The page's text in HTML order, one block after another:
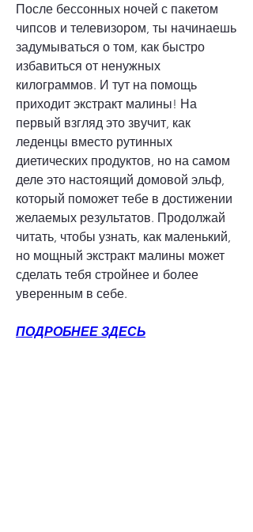
После бессонных ночей с пакетом
чипсов и телевизором, ты начинаешь
задумываться о том, как быстро
избавиться от ненужных
килограммов. И тут на помощь
приходит экстракт малины! На
первый взгляд это звучит, как
леденцы вместо рутинных
диетических продуктов, но на самом
деле это настоящий домовой эльф,
который поможет тебе в достижении
желаемых результатов. Продолжай
читать, чтобы узнать, как маленький,
но мощный экстракт малины может
сделать тебя стройнее и более
уверенным в себе.
ПОДРОБНЕЕ ЗДЕСЬ